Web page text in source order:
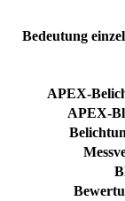
Bedeutung
APEX-
APEX-